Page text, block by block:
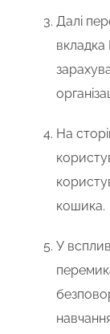
Далі
вкладка
На
кошика.
У